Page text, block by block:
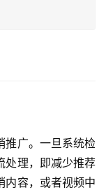
推广。一旦系统检
处理，即减少推荐
内容，或者视频中